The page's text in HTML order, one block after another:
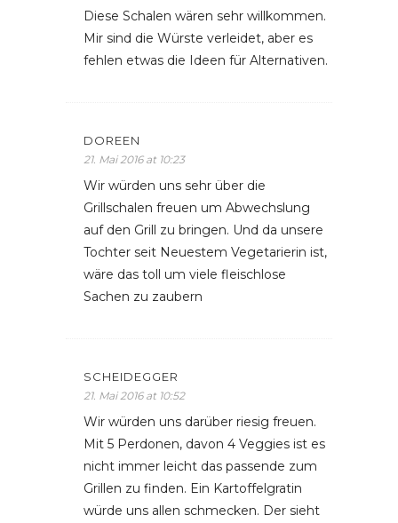
Diese Schalen wären sehr willkommen.
Mir sind die Würste verleidet, aber es
fehlen etwas die Ideen für Alternativen.
DOREEN
21. Mai 2016 at 10:23
Wir würden uns sehr über die
Grillschalen freuen um Abwechslung
auf den Grill zu bringen. Und da unsere
Tochter seit Neuestem Vegetarierin ist,
wäre das toll um viele fleischlose
Sachen zu zaubern
SCHEIDEGGER
21. Mai 2016 at 10:52
Wir würden uns darüber riesig freuen.
Mit 5 Perdonen, davon 4 Veggies ist es
nicht immer leicht das passende zum
Grillen zu finden. Ein Kartoffelgratin
würde uns allen schmecken. Der sieht